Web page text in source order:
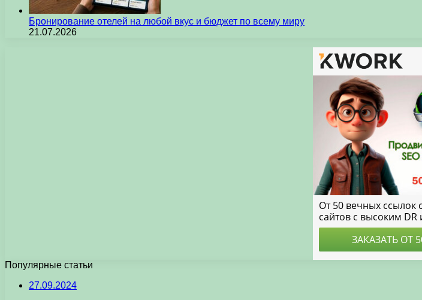
Бронирование отелей на любой вкус и бюджет по всему миру
21.07.2026
Популярные статьи
27.09.2024